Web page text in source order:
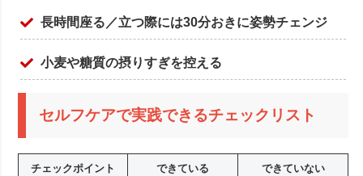
長時間座る／立つ際には30分おきに姿勢チェンジ
小麦や糖質の摂りすぎを控える
セルフケアで実践できるチェックリスト
チェックポイント できている できていない